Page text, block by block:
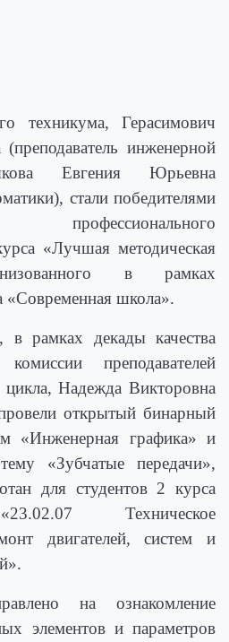
техникума, Герасимович
инженерной
Евгения Юрьевна
стали победителями
профессионального
«Лучшая методическая
в рамках
«Современная школа».
рамках декады качества
комиссии преподавателей
цикла, Надежда Викторовна
открытый бинарный
«Инженерная графика» и
«Зубчатые передачи»,
для студентов 2 курса
Техническое
двигателей, систем и
на ознакомление
элементов и параметров